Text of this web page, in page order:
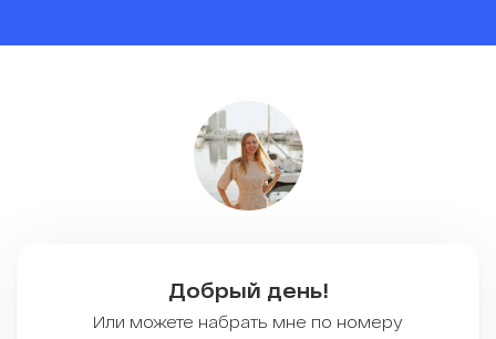
Добрый день!
Или можете набрать мне по номеру